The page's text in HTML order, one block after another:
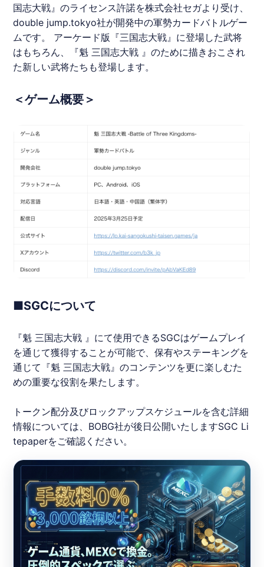
国志大戦』のライセンス許諾を株式会社セガより受け、
double jump.tokyo社が開発中の軍勢カードバトルゲー
ムです。 アーケード版『三国志大戦』に登場した武将
はもちろん、『魁 三国志大戦 』のために描きおこされ
た新しい武将たちも登場します。
＜ゲーム概要＞
■SGCについて
『魁 三国志大戦 』にて使用できるSGCはゲームプレイ
を通じて獲得することが可能で、保有やステーキングを
通じて『魁 三国志大戦』のコンテンツを更に楽しむた
めの重要な役割を果たします。
トークン配分及びロックアップスケジュールを含む詳細
情報については、 BOBG社が後日公開いたしますSGC Li
tepaperをご確認ください。